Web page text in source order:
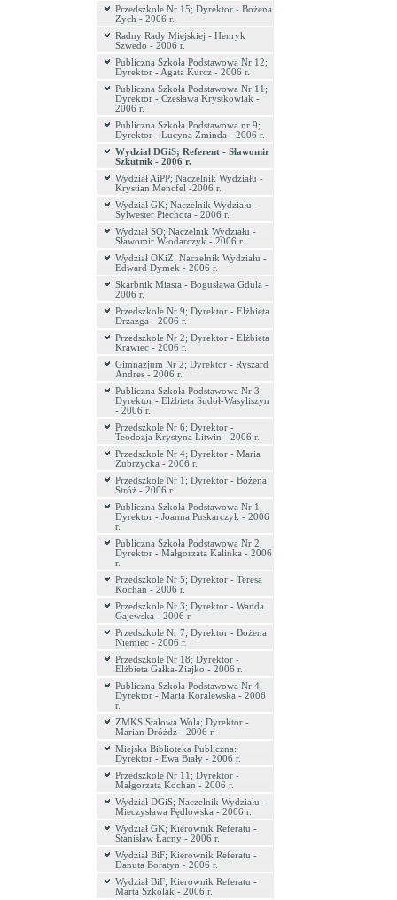
Przedszkole Nr 15; Dyrektor - Bożena
Zych - 2006 r.
Radny Rady Miejskiej - Henryk
Szwedo - 2006 r.
Publiczna Szkoła Podstawowa Nr 12;
Dyrektor - Agata Kurcz - 2006 r.
Publiczna Szkoła Podstawowa Nr 11;
Dyrektor - Czesława Krystkowiak -
2006 r.
Publiczna Szkoła Podstawowa nr 9;
Dyrektor - Lucyna Żminda - 2006 r.
Wydział DGiS; Referent - Sławomir
Szkutnik - 2006 r.
Wydział AiPP; Naczelnik Wydziału -
Krystian Mencfel -2006 r.
Wydział GK; Naczelnik Wydziału -
Sylwester Piechota - 2006 r.
Wydział SO; Naczelnik Wydziału -
Sławomir Włodarczyk - 2006 r.
Wydział OKiZ; Naczelnik Wydziału -
Edward Dymek - 2006 r.
Skarbnik Miasta - Bogusława Gdula -
2006 r.
Przedszkole Nr 9; Dyrektor - Elżbieta
Drzazga - 2006 r.
Przedszkole Nr 2; Dyrektor - Elżbieta
Krawiec - 2006 r.
Gimnazjum Nr 2; Dyrektor - Ryszard
Andres - 2006 r.
Publiczna Szkoła Podstawowa Nr 3;
Dyrektor - Elżbieta Sudoł-Wasyliszyn
- 2006 r.
Przedszkole Nr 6; Dyrektor -
Teodozja Krystyna Litwin - 2006 r.
Przedszkole Nr 4; Dyrektor - Maria
Zubrzycka - 2006 r.
Przedszkole Nr 1; Dyrektor - Bożena
Stróż - 2006 r.
Publiczna Szkoła Podstawowa Nr 1;
Dyrektor - Joanna Puskarczyk - 2006
r.
Publiczna Szkoła Podstawowa Nr 2;
Dyrektor - Małgorzata Kalinka - 2006
r.
Przedszkole Nr 5; Dyrektor - Teresa
Kochan - 2006 r.
Przedszkole Nr 3; Dyrektor - Wanda
Gajewska - 2006 r.
Przedszkole Nr 7; Dyrektor - Bożena
Niemiec - 2006 r.
Przedszkole Nr 18; Dyrektor -
Elżbieta Gałka-Ziajko - 2006 r.
Publiczna Szkoła Podstawowa Nr 4;
Dyrektor - Maria Koralewska - 2006
r.
ZMKS Stalowa Wola; Dyrektor -
Marian Dróżdż - 2006 r.
Miejska Biblioteka Publiczna:
Dyrektor - Ewa Biały - 2006 r.
Przedszkole Nr 11; Dyrektor -
Małgorzata Kochan - 2006 r.
Wydział DGiS; Naczelnik Wydziału -
Mieczysława Pędlowska - 2006 r.
Wydział GK; Kierownik Referatu -
Stanisław Łacny - 2006 r.
Wydział BiF; Kierownik Referatu -
Danuta Boratyn - 2006 r.
Wydział BiF; Kierownik Referatu -
Marta Szkolak - 2006 r.